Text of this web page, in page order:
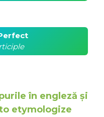
în engleză și
etymologize